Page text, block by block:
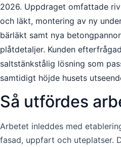
2026. Uppdraget omfattade
och läkt, montering av ny
bärläkt samt nya
plåtdetaljer. Kunden
saltstänkstålig lösning som
samtidigt höjde husets
Så utfördes
Arbetet inleddes med
fasad, uppfart och uteplatser.